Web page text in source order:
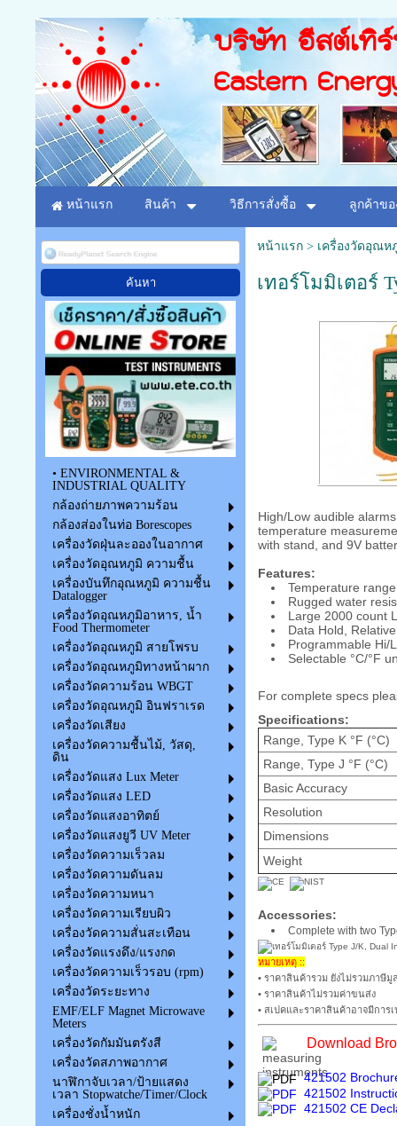
บริษัท อีสต์เทิ
Eastern
หน้าแรก สินค้า วิธีการสั่งซื้อ ลูกค้าขอ
• ENVIRONMENTAL &
INDUSTRIAL QUALITY
กล้องถ่ายภาพความร้อน
กล้องส่องในท่อ Borescopes
เครื่องวัดฝุ่นละอองในอากาศ
เครื่องวัดอุณหภูมิ ความชื้น
เครื่องบันทึกอุณหภูมิ ความชื้น
Datalogger
เครื่องวัดอุณหภูมิอาหาร, น้ำ
Food Thermometer
เครื่องวัดอุณหภูมิ สายโพรบ
เครื่องวัดอุณหภูมิทางหน้าผาก
เครื่องวัดความร้อน WBGT
เครื่องวัดอุณหภูมิ อินฟราเรด
เครื่องวัดเสียง
เครื่องวัดความชื้นไม้, วัสดุ,
ดิน
เครื่องวัดแสง Lux Meter
เครื่องวัดแสง LED
เครื่องวัดแสงอาทิตย์
เครื่องวัดแสงยูวี UV Meter
เครื่องวัดความเร็วลม
เครื่องวัดความดันลม
เครื่องวัดความหนา
เครื่องวัดความเรียบผิว
เครื่องวัดความสั่นสะเทือน
เครื่องวัดแรงดึง/แรงกด
เครื่องวัดความเร็วรอบ (rpm)
เครื่องวัดระยะทาง
EMF/ELF Magnet Microwave
Meters
เครื่องวัดกัมมันตรังสี
เครื่องวัดสภาพอากาศ
นาฬิกาจับเวลา/ป้ายแสดง
เวลา Stopwatche/Timer/Clock
เครื่องชั่งน้ำหนัก
หน้าแรก> เครื่องวัดอุณห
เทอร์โมมิเตอร์
High/Low audible
temperature
with stand, and 9V
Features:
Temperature
Rugged water
Large 2000 count
Data Hold,
Programmable Hi/
Selectable °C/°F
For complete specs
Specifications:
Range, Type K °F (°C)
Range, Type J °F (°C)
Basic Accuracy
Resolution
Dimensions
Weight
Accessories:
Complete with two
หมายเหตุ ::
• ราคาสินค้ารวม ยังไม่รวมภาษีมู
• ราคาสินค้าไม่รวมค่าขนส่ง
• สเปคและราคาสินค้าอาจมีการ
Download
421502
421502
421502 CE